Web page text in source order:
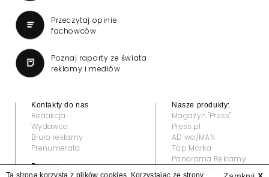
Przeczytaj opinie
fachowców
Poznaj raporty ze świata
reklamy i mediów
Kontakty do nas
Redakcja
Wydawca
Biuro reklamy
Prenumerata
Prawne:
Nasze produkty:
Magazyn "Press"
Press.pl
AD wo/MAN
Top Marka
Panorama Reklamy
Ta strona korzysta z plików cookies. Korzystając ze strony